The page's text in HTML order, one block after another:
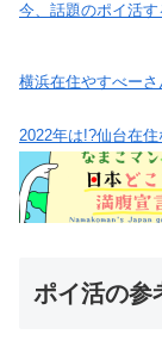
今、話題のポイ活す
横浜在住やすべー
2022年は!?仙台在
ポイ活の参